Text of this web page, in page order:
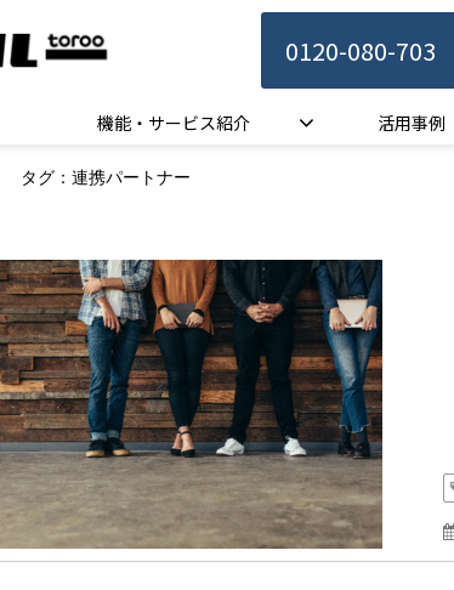
0120-080-703
機能・サービス紹介 活用事例
タグ：連携パートナー